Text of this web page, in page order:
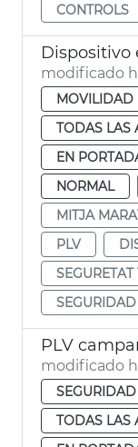
CONTROLS
modificado
MOVILIDAD
TODAS LAS
EN
NORMAL
MITJA
PLV
SEGURETAT
PLV
modificado
TODAS LAS